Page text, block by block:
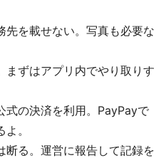
先を載せない。写真も必要な
まずはアプリ内でやり取りす
式の決済を利用。PayPayで
。
断る。運営に報告して記録を